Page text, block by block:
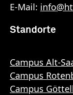
E-Mail: info@
Standorte
Campus Alt-
Campus
Campus